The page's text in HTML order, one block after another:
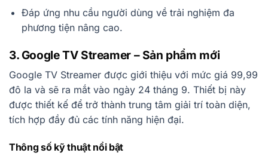
Đáp ứng nhu cầu người dùng về trải nghiệm đa
phương tiện nâng cao.
3. Google TV Streamer – Sản phẩm mới
Google TV Streamer được giới thiệu với mức giá 99,99
đô la và sẽ ra mắt vào ngày 24 tháng 9. Thiết bị này
được thiết kế để trở thành trung tâm giải trí toàn diện,
tích hợp đầy đủ các tính năng hiện đại.
Thông số kỹ thuật nổi bật